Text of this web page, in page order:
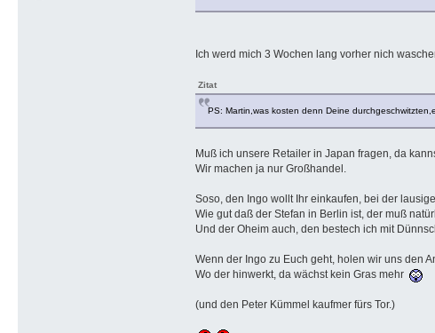
Ich werd mich 3 Wochen lang vorher nich
Zitat
PS: Martin,was kosten denn Deine
Muß ich unsere Retailer in Japan fragen, da
Wir machen ja nur Großhandel.
Soso, den Ingo wollt Ihr einkaufen, bei der
Wie gut daß der Stefan in Berlin ist, der muß
Und der Oheim auch, den bestech ich mit
Wenn der Ingo zu Euch geht, holen wir uns den
Wo der hinwerkt, da wächst kein Gras mehr
(und den Peter Kümmel kaufmer fürs Tor.)